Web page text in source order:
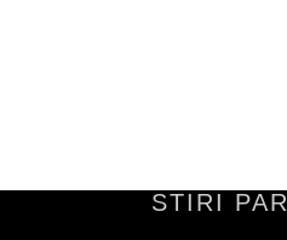
STIRI